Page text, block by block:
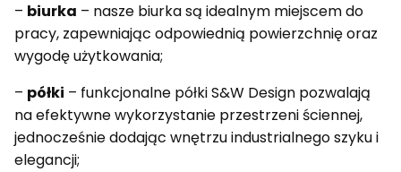
– biurka – nasze biurka są idealnym miejscem do
pracy, zapewniając odpowiednią powierzchnię oraz
wygodę użytkowania;
– półki – funkcjonalne półki S&W Design pozwalają
na efektywne wykorzystanie przestrzeni ściennej,
jednocześnie dodając wnętrzu industrialnego szyku i
elegancji;